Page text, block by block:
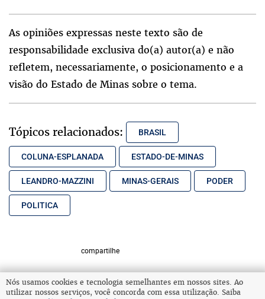
As opiniões expressas neste texto são de
responsabilidade exclusiva do(a) autor(a) e não
refletem, necessariamente, o posicionamento e a
visão do Estado de Minas sobre o tema.
Tópicos relacionados: BRASIL
COLUNA-ESPLANADA ESTADO-DE-MINAS
LEANDRO-MAZZINI MINAS-GERAIS PODER
POLITICA
compartilhe
Nós usamos cookies e tecnologia semelhantes em nossos sites. Ao
utilizar nossos serviços, você concorda com essa utilização. Saiba